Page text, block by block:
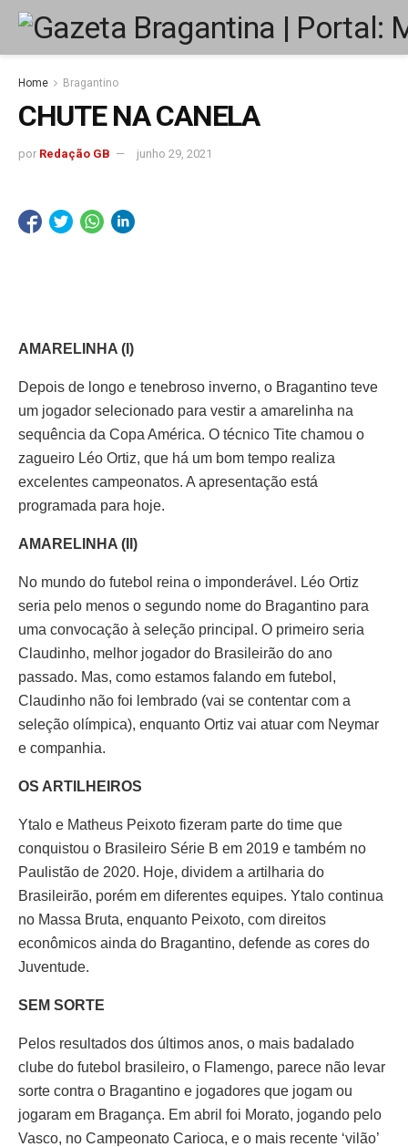
Home Bragantino
CHUTE NA CANELA
por Redação GB junho 29, 2021
AMARELINHA (I)
Depois de longo e tenebroso inverno, o Bragantino teve
um jogador selecionado para vestir a amarelinha na
sequência da Copa América. O técnico Tite chamou o
zagueiro Léo Ortiz, que há um bom tempo realiza
excelentes campeonatos. A apresentação está
programada para hoje.
AMARELINHA (II)
No mundo do futebol reina o imponderável. Léo Ortiz
seria pelo menos o segundo nome do Bragantino para
uma convocação à seleção principal. O primeiro seria
Claudinho, melhor jogador do Brasileirão do ano
passado. Mas, como estamos falando em futebol,
Claudinho não foi lembrado (vai se contentar com a
seleção olímpica), enquanto Ortiz vai atuar com Neymar
e companhia.
OS ARTILHEIROS
Ytalo e Matheus Peixoto fizeram parte do time que
conquistou o Brasileiro Série B em 2019 e também no
Paulistão de 2020. Hoje, dividem a artilharia do
Brasileirão, porém em diferentes equipes. Ytalo continua
no Massa Bruta, enquanto Peixoto, com direitos
econômicos ainda do Bragantino, defende as cores do
Juventude.
SEM SORTE
Pelos resultados dos últimos anos, o mais badalado
clube do futebol brasileiro, o Flamengo, parece não levar
sorte contra o Bragantino e jogadores que jogam ou
jogaram em Bragança. Em abril foi Morato, jogando pelo
Vasco, no Campeonato Carioca, e o mais recente ‘vilão’